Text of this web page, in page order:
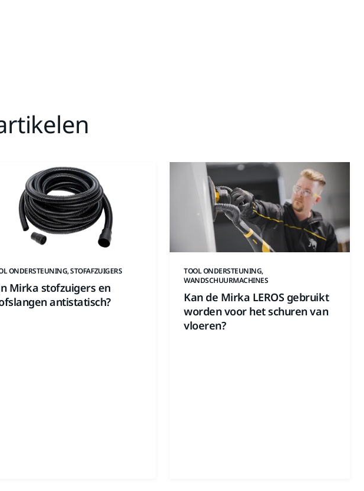
ONDERSTEUNING, STOFAFZUIGERS
Mirka stofzuigers en
antistatisch?
TOOL ONDERSTEUNING,
WANDSCHUURMACHINES
Kan de Mirka LEROS gebruikt
worden voor het schuren van
vloeren?